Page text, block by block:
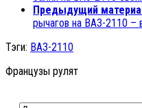
Предыдущий
рычагов на ВАЗ-2110 –
Тэги: ВАЗ-2110
Французы рулят